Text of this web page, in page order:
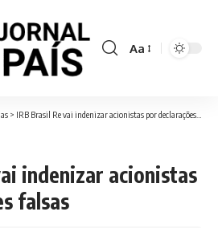
Font
Aa
> IRB Brasil Re vai indenizar acionistas por declarações falsas
indenizar acionistas
falsas